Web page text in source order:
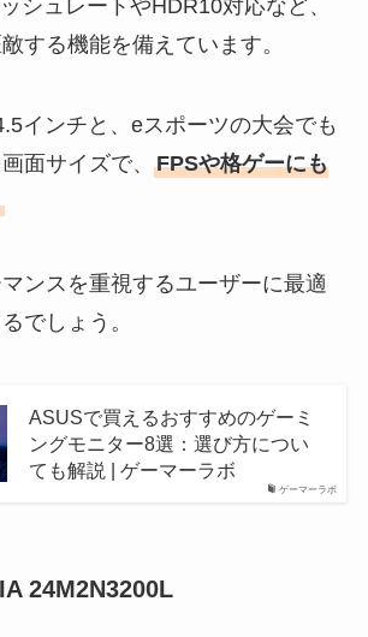
シュレートやHDR10対応など、
する機能を備えています。
インチと、eスポーツの大会でも
面サイズで、 FPSや格ゲーにも
ンスを重視するユーザーに最適
でしょう。
ゲーマーラボ
ASUSで買えるおすすめのゲーミ
ングモニター8選：選び方につい
ても解説 | ゲーマーラボ
24M2N3200L